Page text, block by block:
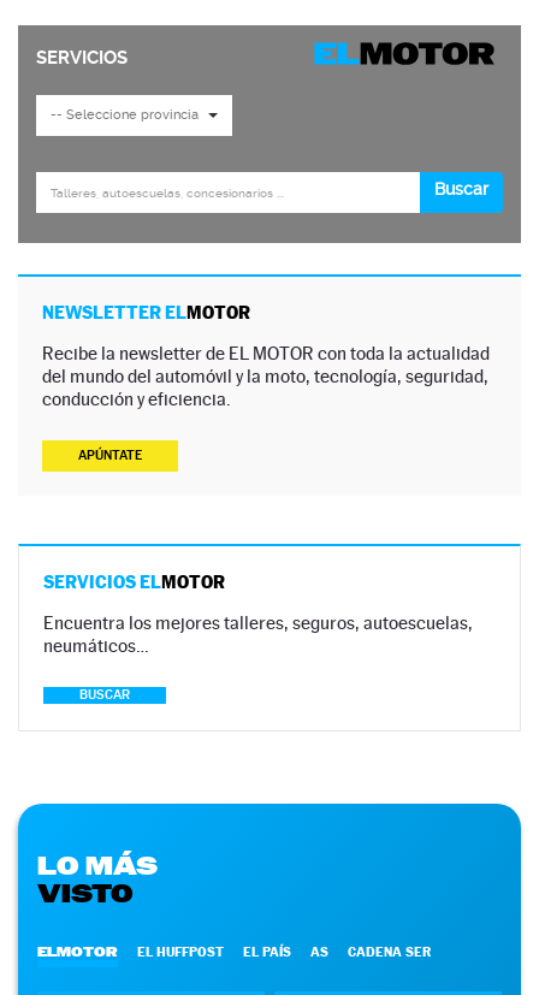
NEWSLETTER ELMOTOR
Recibe la newsletter de EL MOTOR con toda la actualidad
del mundo del automóvil y la moto, tecnología, seguridad,
conducción y eficiencia.
APÚNTATE
SERVICIOS ELMOTOR
Encuentra los mejores talleres, seguros, autoescuelas,
neumáticos…
BUSCAR
LO MÁS
VISTO
ELMOTOR EL HUFFPOST EL PAÍS AS CADENA SER